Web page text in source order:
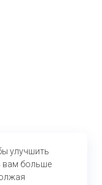
улучшить
вам больше